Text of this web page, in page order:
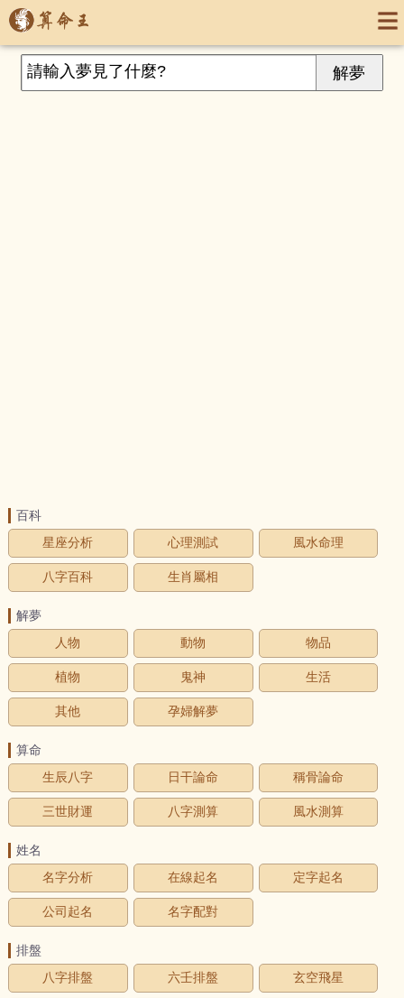
百科
星座分析
心理測試 風水命理
八字百科 生肖屬相
解夢
人物
動物 物品
植物 鬼神 生活
其他 孕婦解夢
算命
生辰八字
日干論命 稱骨論命
三世財運 八字測算 風水測算
姓名
名字分析
在線起名 定字起名
公司起名 名字配對
排盤
八字排盤
六壬排盤 玄空飛星